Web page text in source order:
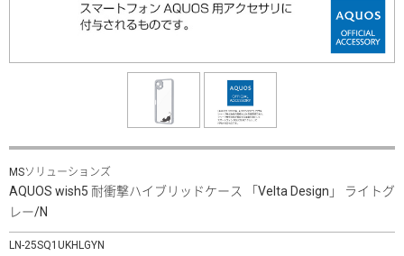
MSソリューションズ
AQUOS wish5 耐衝撃ハイブリッドケース 「Velta Design」 ライトグ
レー/N
LN-25SQ1UKHLGYN